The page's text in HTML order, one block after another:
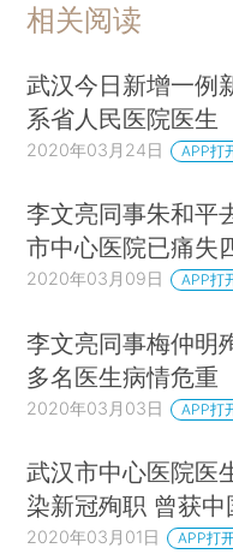
相关阅读
武汉今日新增一例
系省人民医院医生
2020年03月24日 APP打
李文亮同事朱和平
市中心医院已痛失
2020年03月09日 APP打
李文亮同事梅仲明
多名医生病情危重
2020年03月03日 APP打
武汉市中心医院医
染新冠殉职 曾获中
2020年03月01日 APP打